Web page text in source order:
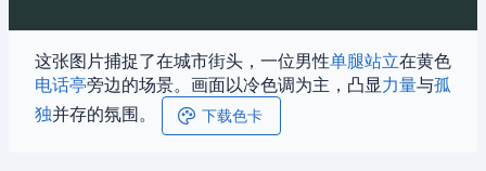
这张图片捕捉了在城市街头，一位男性单腿站立在黄色
电话亭旁边的场景。画面以冷色调为主，凸显力量与孤
独并存的氛围。 下载色卡